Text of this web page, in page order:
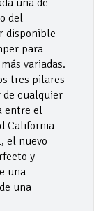
una de
del
disponible
para
variadas.
tres pilares
de cualquier
entre el
California
el nuevo
y
una
una